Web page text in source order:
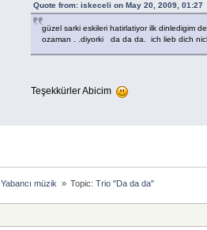
Quote from: iskeceli on May 20, 2009, 01:27
güzel sarki eskileri hatirlatiyor ilk dinledigim
ozaman . .diyorki da da da. ich lieb dich
Teşekkürler Abicim
Yabancı müzik » Topic:Trio "Da da da"